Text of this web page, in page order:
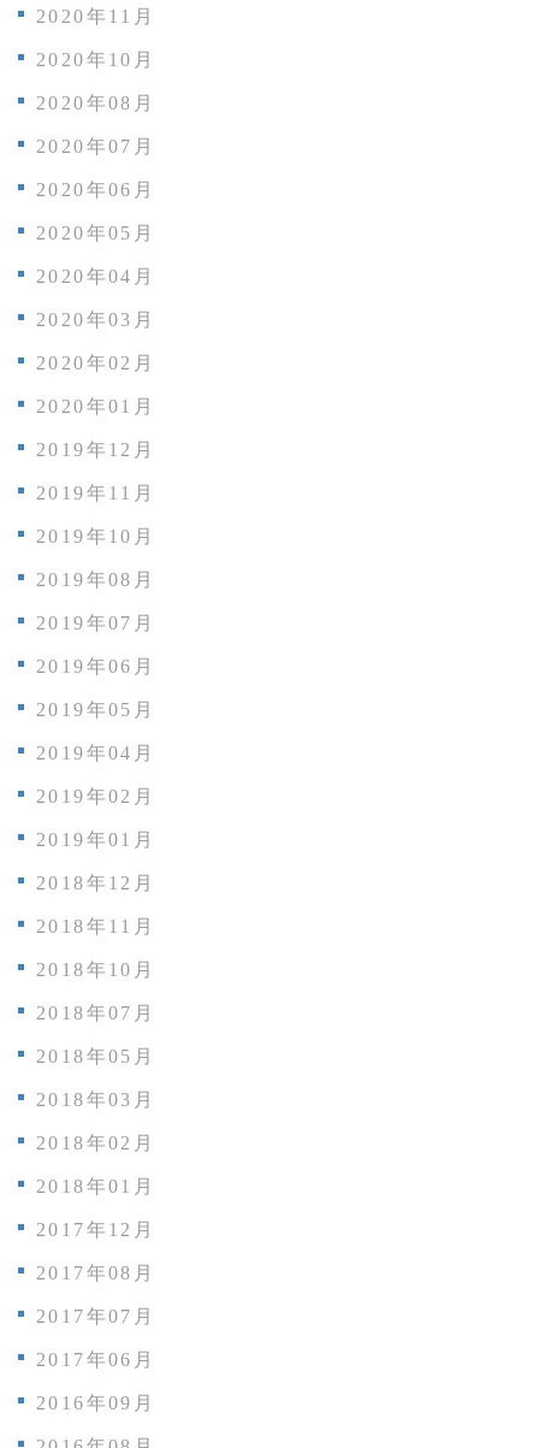
2020年11月
2020年10月
2020年08月
2020年07月
2020年06月
2020年05月
2020年04月
2020年03月
2020年02月
2020年01月
2019年12月
2019年11月
2019年10月
2019年08月
2019年07月
2019年06月
2019年05月
2019年04月
2019年02月
2019年01月
2018年12月
2018年11月
2018年10月
2018年07月
2018年05月
2018年03月
2018年02月
2018年01月
2017年12月
2017年08月
2017年07月
2017年06月
2016年09月